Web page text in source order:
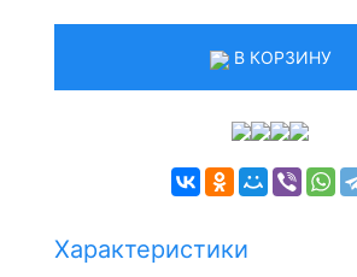
В КОРЗИНУ
Характеристики